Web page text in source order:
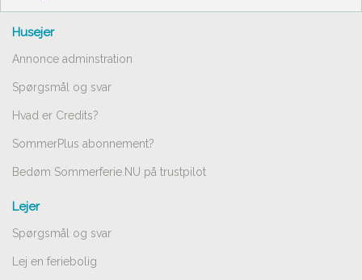
Husejer
Annonce adminstration
Spørgsmål og svar
Hvad er Credits?
SommerPlus abonnement?
Bedøm Sommerferie.NU på trustpilot
Lejer
Spørgsmål og svar
Lej en feriebolig